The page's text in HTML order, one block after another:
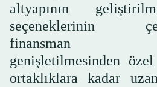
altyapının
seçeneklerinin
finansman
genişletilmesinden
ortaklıklara kadar